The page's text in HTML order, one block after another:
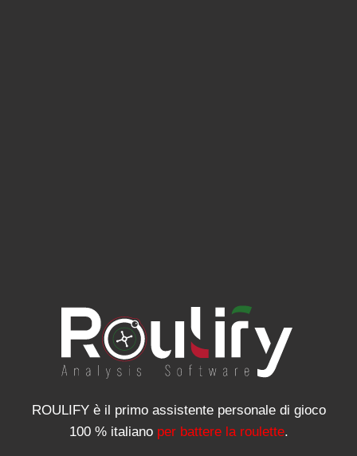
ROULIFY è il primo assistente personale di gioco
100 % italiano per battere la roulette.